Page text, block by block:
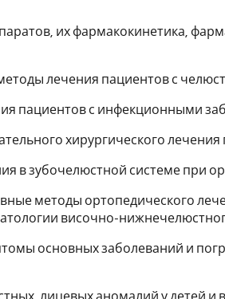
их фармакокинетика,
лечения пациентов с
пациентов с инфекционными
хирургического
в зубочелюстной системе при
методы ортопедического
височно-
основных заболеваний и
лицевых аномалий у детей и